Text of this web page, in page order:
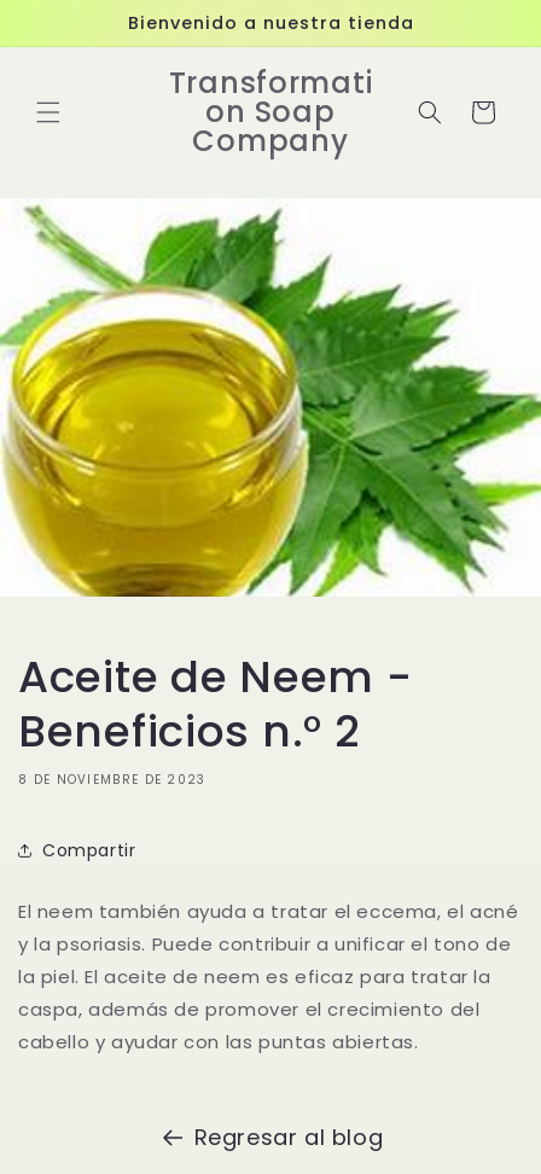
directamente
al contenido
Bienvenido a nuestra tienda
Transformati
on Soap
Company
Carrito
Aceite de Neem -
Beneficios n.° 2
8 DE NOVIEMBRE DE 2023
Compartir
El neem también ayuda a tratar el eccema, el acné
y la psoriasis. Puede contribuir a unificar el tono de
la piel. El aceite de neem es eficaz para tratar la
caspa, además de promover el crecimiento del
cabello y ayudar con las puntas abiertas.
Regresar al blog